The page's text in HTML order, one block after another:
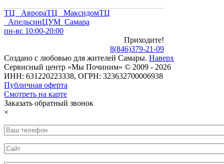
ТЦ АврораТЦ МаксидомТЦ
АпельсинЦУМ Самара
пн-вс 10:00-20:00
Приходите!
8(846)379-21-09
Создано с любовью для жителей Самары. Наверх
Сервисный центр «Мы Починим» © 2009 - 2026
ИНН: 631220223338, ОГРН: 323632700006938
Публичная оферта
Смотреть на карте
Заказать обратный звонок
×